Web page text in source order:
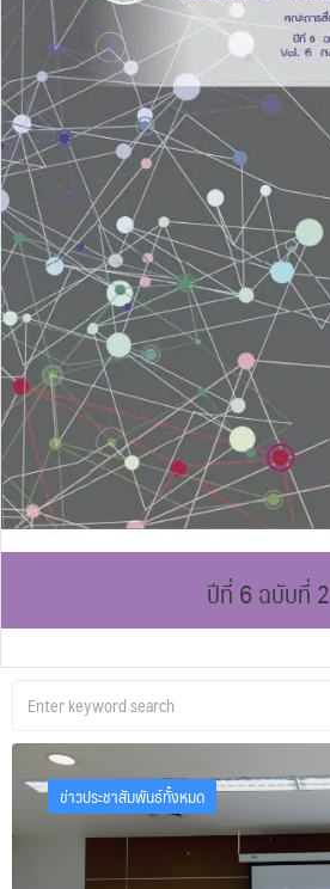
ปีที่ 6 ฉบับที่ 2
ข่าวประชาสัมพันธ์ทั้งหมด